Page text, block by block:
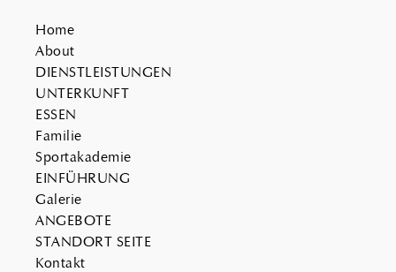
Home
About
DIENSTLEISTUNGEN
UNTERKUNFT
ESSEN
Familie
Sportakademie
EINFÜHRUNG
Galerie
ANGEBOTE
STANDORT SEITE
Kontakt